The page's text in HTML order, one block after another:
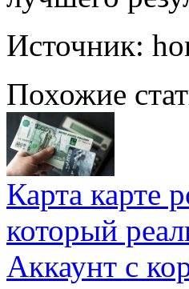
Источник:
Похожие
Карта карте
который
Аккаунт с